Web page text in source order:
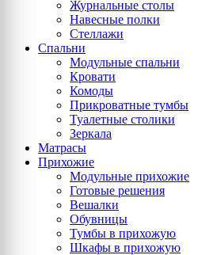
Журнальные столы
Навесные полки
Стеллажи
Спальни
Модульные спальни
Кровати
Комоды
Прикроватные тумбы
Туалетные столики
Зеркала
Матрасы
Прихожие
Модульные прихожие
Готовые решения
Вешалки
Обувницы
Тумбы в прихожую
Шкафы в прихожую